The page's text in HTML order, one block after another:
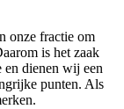
onze fractie om
is het zaak
en dienen wij een
punten. Als